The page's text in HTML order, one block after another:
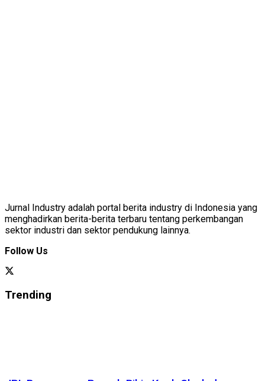
Jurnal Industry adalah portal berita industry di Indonesia yang
menghadirkan berita-berita terbaru tentang perkembangan
sektor industri dan sektor pendukung lainnya.
Follow Us
Trending